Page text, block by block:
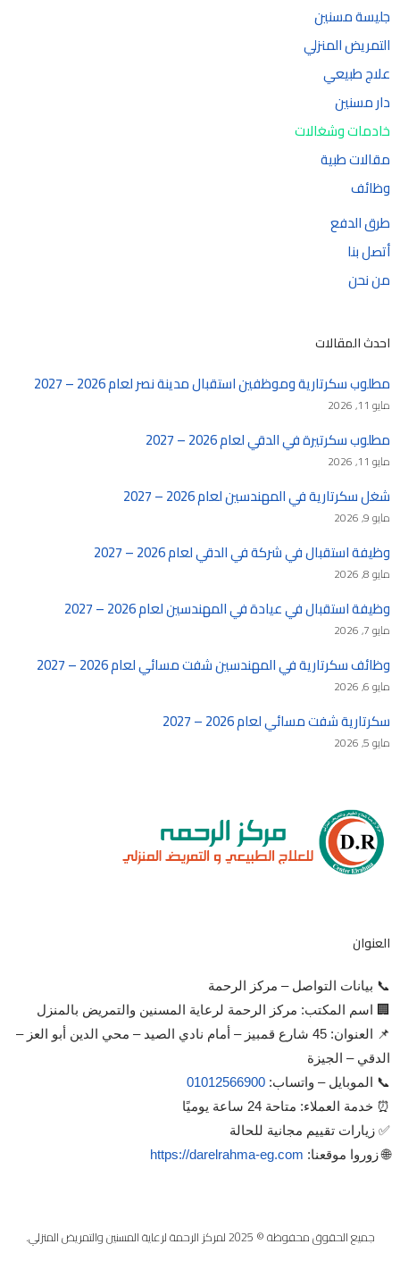
جليسة مسنين
التمريض المنزلي
علاج طبيعي
دار مسنين
خادمات وشغالات
مقالات طبية
وظائف
طرق الدفع
أتصل بنا
من نحن
احدث المقالات
مطلوب سكرتارية وموظفين استقبال مدينة نصر لعام 2026 – 2027
مايو 11, 2026
مطلوب سكرتيرة في الدقي لعام 2026 – 2027
مايو 11, 2026
شغل سكرتارية في المهندسين لعام 2026 – 2027
مايو 9, 2026
وظيفة استقبال في شركة في الدقي لعام 2026 – 2027
مايو 8, 2026
وظيفة استقبال في عيادة في المهندسين لعام 2026 – 2027
مايو 7, 2026
وظائف سكرتارية في المهندسين شفت مسائي لعام 2026 – 2027
مايو 6, 2026
سكرتارية شفت مسائي لعام 2026 – 2027
مايو 5, 2026
العنوان
📞 بيانات التواصل – مركز الرحمة
🏢 اسم المكتب: مركز الرحمة لرعاية المسنين والتمريض بالمنزل
📌 العنوان: 45 شارع قمبيز – أمام نادي الصيد – محي الدين أبو العز –
الدقي – الجيزة
📞 الموبايل – واتساب:01012566900
⏰ خدمة العملاء: متاحة 24 ساعة يوميًا
✅ زيارات تقييم مجانية للحالة
🌐 زوروا موقعنا: https://darelrahma-eg.com
جميع الحقوق محفوظة © 2025 لمركز الرحمة لرعاية المسنين والتمريض المنزلي.